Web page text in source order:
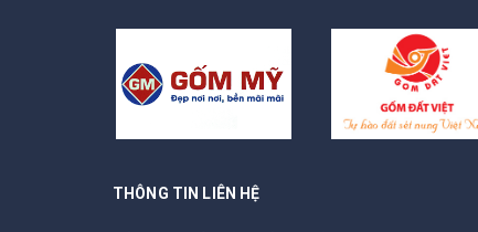
THÔNG TIN LIÊN HỆ